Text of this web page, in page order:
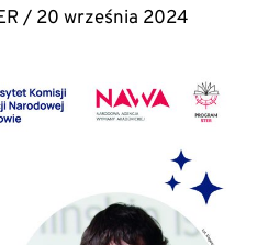
/ 20 września 2024